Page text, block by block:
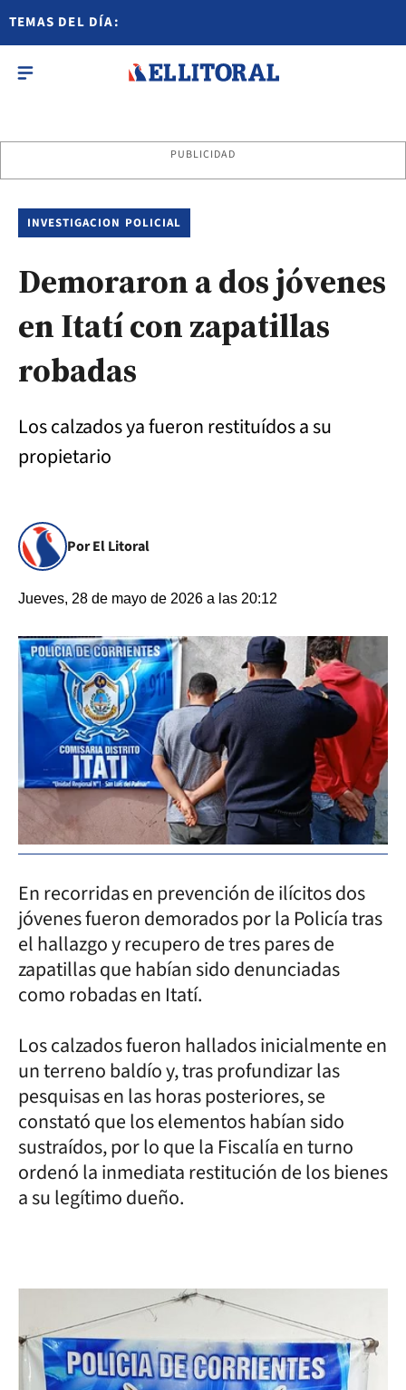
TEMAS DEL DÍA:
PUBLICIDAD
INVESTIGACION POLICIAL
Demoraron a dos jóvenes
en Itatí con zapatillas
robadas
Los calzados ya fueron restituídos a su
propietario
Por El Litoral
Jueves, 28 de mayo de 2026 a las 20:12
En recorridas en prevención de ilícitos dos
jóvenes fueron demorados por la Policía tras
el hallazgo y recupero de tres pares de
zapatillas que habían sido denunciadas
como robadas en Itatí.
Los calzados fueron hallados inicialmente en
un terreno baldío y, tras profundizar las
pesquisas en las horas posteriores, se
constató que los elementos habían sido
sustraídos, por lo que la Fiscalía en turno
ordenó la inmediata restitución de los bienes
a su legítimo dueño.